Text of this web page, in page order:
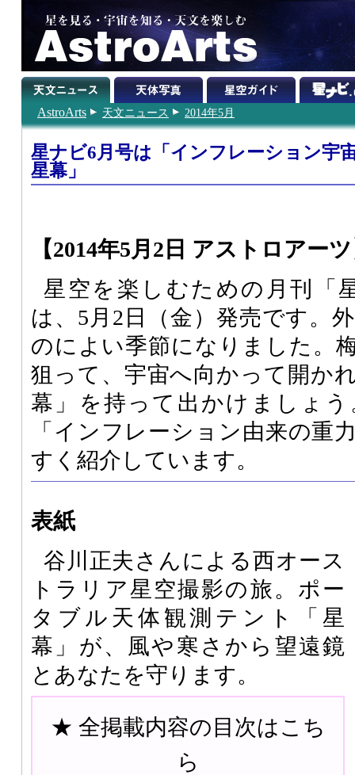
AstroArts 天文ニュース 2014年5月
星ナビ6月号は「インフレーション宇
星幕」
【2014年5月2日 アストロアー
星空を楽しむための月刊「
は、5月2日（金）発売です。
のによい季節になりました。
狙って、宇宙へ向かって開か
幕」を持って出かけましょ
「インフレーション由来の重
すく紹介しています。
表紙
谷川正夫さんによる西オース
トラリア星空撮影の旅。ポー
タブル天体観測テント「星
幕」が、風や寒さから望遠鏡
とあなたを守ります。
★ 全掲載内容の目次はこち
ら